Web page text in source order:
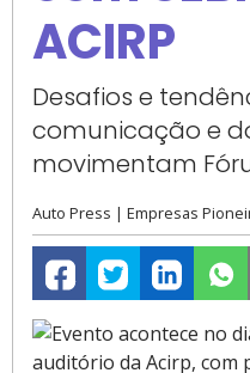
ACIRP
Desafios e
comunicação e
movimentam
Auto Press | Empresas